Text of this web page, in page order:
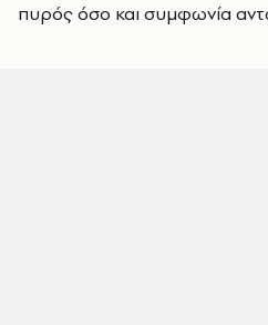
πυρός όσο και συμφωνία